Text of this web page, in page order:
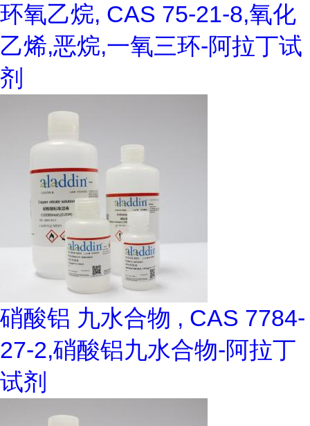
环氧乙烷, CAS 75-21-8,氧化
乙烯,恶烷,一氧三环-阿拉丁试
剂
硝酸铝 九水合物 , CAS 7784-
27-2,硝酸铝九水合物-阿拉丁
试剂